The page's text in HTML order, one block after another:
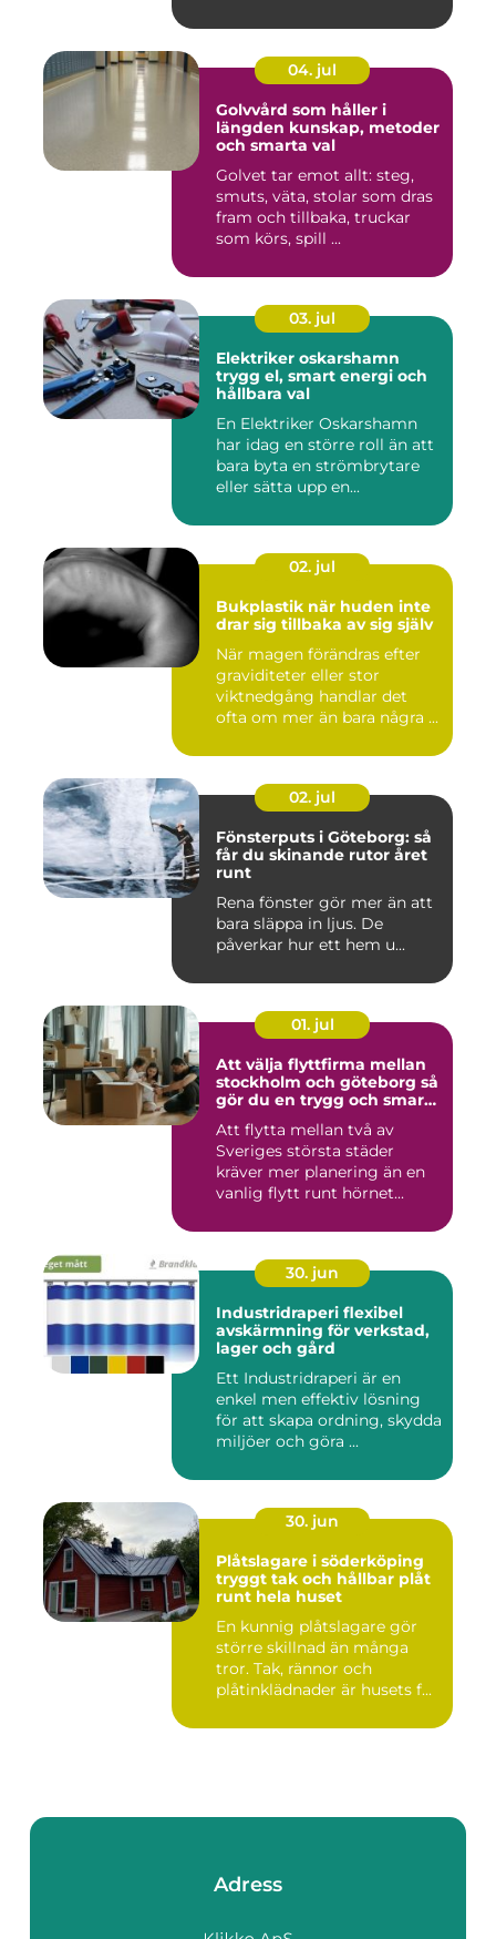
04. jul
Golvvård som håller i
längden kunskap, metoder
och smarta val
Golvet tar emot allt: steg,
smuts, väta, stolar som dras
fram och tillbaka, truckar
som körs, spill ...
03. jul
Elektriker oskarshamn
trygg el, smart energi och
hållbara val
En Elektriker Oskarshamn
har idag en större roll än att
bara byta en strömbrytare
eller sätta upp en...
02. jul
Bukplastik när huden inte
drar sig tillbaka av sig själv
När magen förändras efter
graviditeter eller stor
viktnedgång handlar det
ofta om mer än bara några ...
02. jul
Fönsterputs i Göteborg: så
får du skinande rutor året
runt
Rena fönster gör mer än att
bara släppa in ljus. De
påverkar hur ett hem u...
01. jul
Att välja flyttfirma mellan
stockholm och göteborg så
gör du en trygg och smart
Att flytta mellan två av
Sveriges största städer
kräver mer planering än en
vanlig flytt runt hörnet...
30. jun
Industridraperi flexibel
avskärmning för verkstad,
lager och gård
Ett Industridraperi är en
enkel men effektiv lösning
för att skapa ordning, skydda
miljöer och göra ...
30. jun
Plåtslagare i söderköping
tryggt tak och hållbar plåt
runt hela huset
En kunnig plåtslagare gör
större skillnad än många
tror. Tak, rännor och
plåtinklädnader är husets f...
Adress